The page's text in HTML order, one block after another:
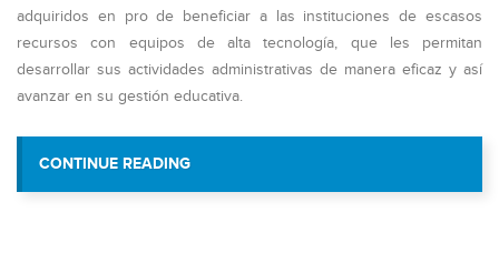
adquiridos en pro de beneficiar a las instituciones de escasos
recursos con equipos de alta tecnología, que les permitan
desarrollar sus actividades administrativas de manera eficaz y así
avanzar en su gestión educativa.
CONTINUE READING